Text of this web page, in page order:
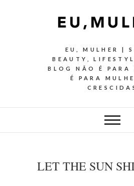
EU, MULHER |
BEAUTY,
BLOG NÃO É PARA
É PARA
LET THE SUN